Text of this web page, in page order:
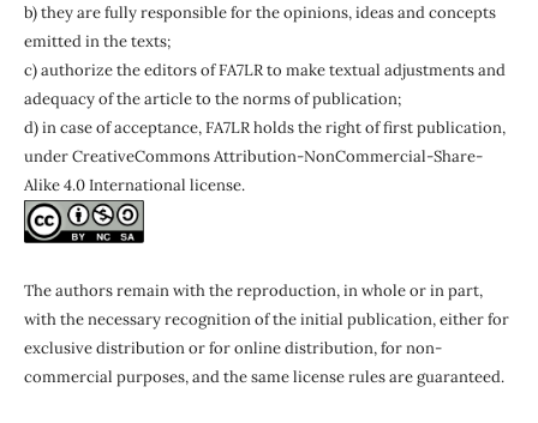
b) they are fully responsible for the opinions, ideas and concepts
emitted in the texts;
c) authorize the editors of FA7LR to make textual adjustments and
adequacy of the article to the norms of publication;
d) in case of acceptance, FA7LR holds the right of first publication,
under CreativeCommons Attribution-NonCommercial-Share-
Alike 4.0 International license.
The authors remain with thereproduction, in whole or in part,
with the necessary recognition of the initial publication, either for
exclusive distribution or for online distribution, for non-
commercial purposes, and the same license rules are guaranteed.